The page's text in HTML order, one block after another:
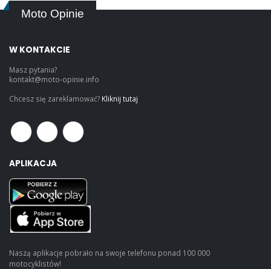
Moto Opinie
W KONTAKCIE
Masz pytania?
kontakt@moto-opinie.info
Chcesz się zareklamować? Kliknij tutaj
APLIKACJA
Naszą aplikacje pobrało na swoje telefonu ponad 100 000
motocyklistów!